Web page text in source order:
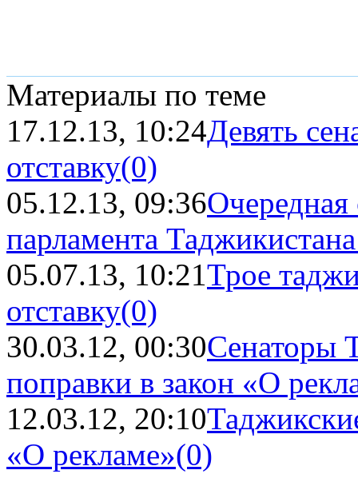
Материалы по теме
17.12.13, 10:24Девять
отставку(0)
05.12.13, 09:36Очередная
парламента
05.07.13, 10:21Трое
отставку(0)
30.03.12, 00:30Сенаторы
поправки в закон «О
12.03.12, 20:10
«О рекламе»(0)